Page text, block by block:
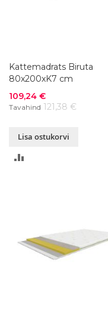
Kattemadrats Biruta
80x200xK7 cm
Soodushind
109,24 €
Tavahind 121,38 €
Lisa ostukorvi